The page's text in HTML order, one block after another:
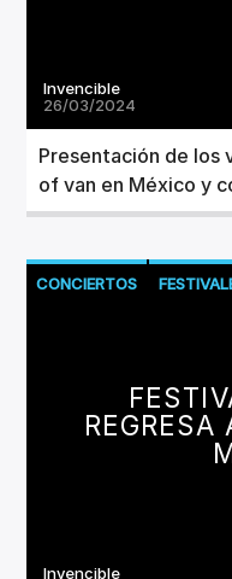
Invencible
26/03/2024
Presentación de los
of van en México y
CONCIERTOS
REGRESA
Invencible